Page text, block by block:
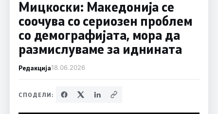
Мицкоски: Македонија се
соочува со сериозен проблем
со демографијата, мора да
размислуваме за иднината
Редакција18.06.2026
СПОДЕЛИ: